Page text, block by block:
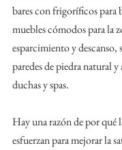
bares con frigoríficos para
muebles cómodos para la
esparcimiento y descanso,
paredes de piedra natural y
duchas y spas.
Hay una razón de por qué
esfuerzan para mejorar la